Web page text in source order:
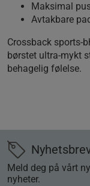
Maksimal
Avtakbare
Crossback sports-
børstet ultra-mykt
behagelig følelse.
Meld deg på vårt
nyheter.